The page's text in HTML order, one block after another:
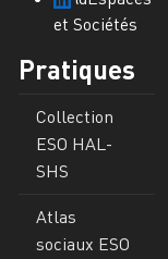
et Sociétés
Pratiques
Collection
ESO HAL-
SHS
Atlas
sociaux ESO